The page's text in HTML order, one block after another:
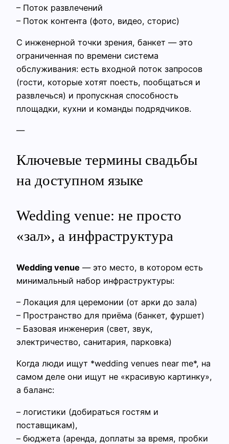
– Поток развлечений
– Поток контента (фото, видео, сторис)
С инженерной точки зрения, банкет — это
ограниченная по времени система
обслуживания: есть входной поток запросов
(гости, которые хотят поесть, пообщаться и
развлечься) и пропускная способность
площадки, кухни и команды подрядчиков.
—
Ключевые термины свадьбы
на доступном языке
Wedding venue: не просто
«зал», а инфраструктура
Wedding venue — это место, в котором есть
минимальный набор инфраструктуры:
– Локация для церемонии (от арки до зала)
– Пространство для приёма (банкет, фуршет)
– Базовая инженерия (свет, звук,
электричество, санитария, парковка)
Когда люди ищут *wedding venues near me*, на
самом деле они ищут не «красивую картинку»,
а баланс:
– логистики (добираться гостям и
поставщикам),
– бюджета (аренда, доплаты за время, пробки